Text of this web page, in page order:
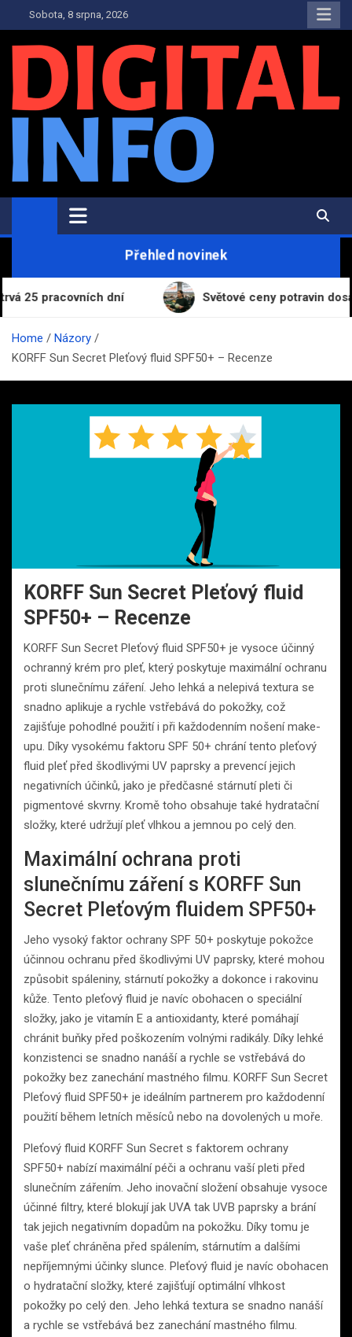
to
content
Sobota, 8 srpna, 2026
Digital-Info.cz
Zpravodajství, informace a novinky
Přehled novinek
dní Světové ceny potravin dosáhly
Home
Názory
KORFF Sun Secret Pleťový fluid SPF50+ – Recenze
KORFF Sun Secret Pleťový fluid
SPF50+ – Recenze
KORFF Sun Secret Pleťový fluid SPF50+ je vysoce účinný
ochranný krém pro pleť, který poskytuje maximální ochranu
proti slunečnímu záření. Jeho lehká a nelepivá textura se
snadno aplikuje a rychle vstřebává do pokožky, což
zajišťuje pohodlné použití i při každodenním nošení make-
upu. Díky vysokému faktoru SPF 50+ chrání tento pleťový
fluid pleť před škodlivými UV paprsky a prevencí jejich
negativních účinků, jako je předčasné stárnutí pleti či
pigmentové skvrny. Kromě toho obsahuje také hydratační
složky, které udržují pleť vlhkou a jemnou po celý den.
Maximální ochrana proti
slunečnímu záření s KORFF Sun
Secret Pleťovým fluidem SPF50+
Jeho vysoký faktor ochrany SPF 50+ poskytuje pokožce
účinnou ochranu před škodlivými UV paprsky, které mohou
způsobit spáleniny, stárnutí pokožky a dokonce i rakovinu
kůže. Tento pleťový fluid je navíc obohacen o speciální
složky, jako je vitamín E a antioxidanty, které pomáhají
chránit buňky před poškozením volnými radikály. Díky lehké
konzistenci se snadno nanáší a rychle se vstřebává do
pokožky bez zanechání mastného filmu. KORFF Sun Secret
Pleťový fluid SPF50+ je ideálním partnerem pro každodenní
použití během letních měsíců nebo na dovolených u moře.
Pleťový fluid KORFF Sun Secret s faktorem ochrany
SPF50+ nabízí maximální péči a ochranu vaší pleti před
slunečním zářením. Jeho inovační složení obsahuje vysoce
účinné filtry, které blokují jak UVA tak UVB paprsky a brání
tak jejich negativním dopadům na pokožku. Díky tomu je
vaše pleť chráněna před spálením, stárnutím a dalšími
nepříjemnými účinky slunce. Pleťový fluid je navíc obohacen
o hydratační složky, které zajišťují optimální vlhkost
pokožky po celý den. Jeho lehká textura se snadno nanáší
a rychle se vstřebává bez zanechání mastného filmu.